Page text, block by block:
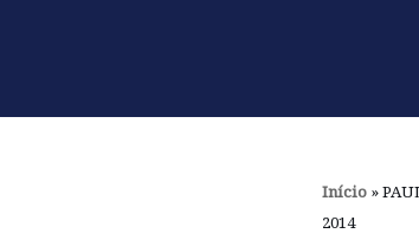
o
Início »
2014